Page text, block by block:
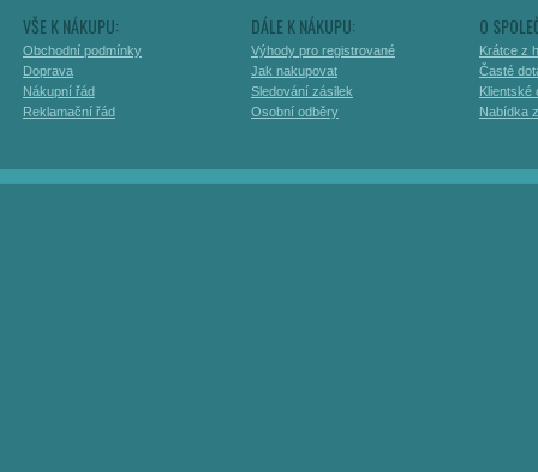
VŠE K NÁKUPU:
Obchodní podmínky
Doprava
Nákupní řád
Reklamační řád
DÁLE K NÁKUPU:
Výhody pro registrované
Jak nakupovat
Sledování zásilek
Osobní odběry
O
Krátce z
Časté
Klientské
Nabídka